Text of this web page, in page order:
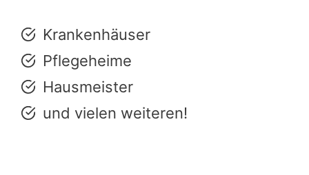
Krankenhäuser
Pflegeheime
Hausmeister
und vielen weiteren!